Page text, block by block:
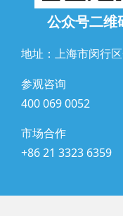
公众号二维
地址：上海市闵行
参观咨询
400 069 0052
市场合作
+86 21 3323 6359